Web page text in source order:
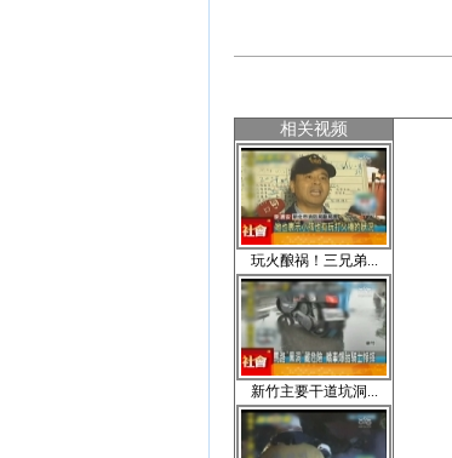
相关视频
玩火酿祸！三兄弟...
新竹主要干道坑洞...